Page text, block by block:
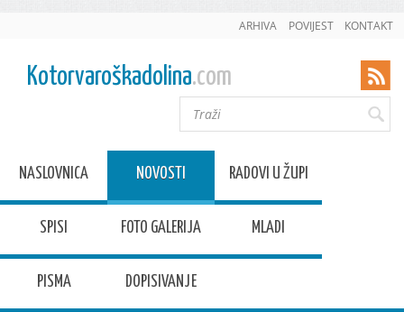
ARHIVA POVIJEST KONTAKT
Kotorvaroškadolina.com
NASLOVNICA NOVOSTI RADOVI U ŽUPI
SPISI FOTO GALERIJA MLADI
PISMA DOPISIVANJE